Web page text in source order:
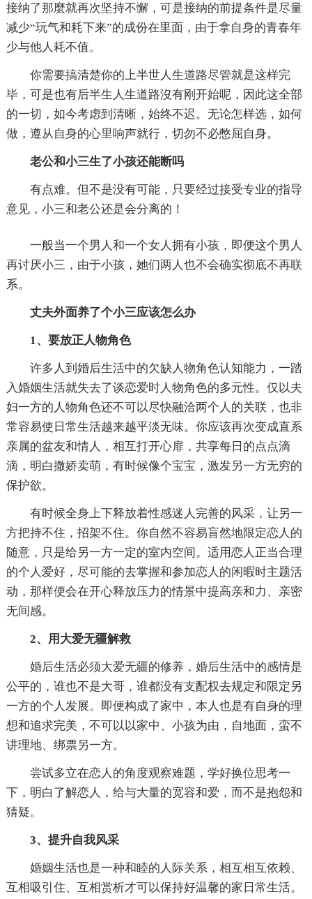
接纳了那麼就再次坚持不懈，可是接纳的前提条件是尽量
减少“玩气和耗下来”的成份在里面，由于拿自身的青春年
少与他人耗不值。
你需要搞清楚你的上半世人生道路尽管就是这样完
毕，可是也有后半生人生道路沒有刚开始呢，因此这全部
的一切，如今考虑到清晰，始终不迟。无论怎样选，如何
做，遵从自身的心里响声就行，切勿不必憋屈自身。
老公和小三生了小孩还能断吗
有点难。但不是没有可能，只要经过接受专业的指导
意见，小三和老公还是会分离的！
一般当一个男人和一个女人拥有小孩，即便这个男人
再讨厌小三，由于小孩，她们两人也不会确实彻底不再联
系。
丈夫外面养了个小三应该怎么办
1、要放正人物角色
许多人到婚后生活中的欠缺人物角色认知能力，一踏
入婚姻生活就失去了谈恋爱时人物角色的多元性。仅以夫
妇一方的人物角色还不可以尽快融洽两个人的关联，也非
常容易使日常生活越来越平淡无味。你应该再次变成直系
亲属的盆友和情人，相互打开心扉，共享每日的点点滴
滴，明白撒娇卖萌，有时候像个宝宝，激发另一方无穷的
保护欲。
有时候全身上下释放着性感迷人完善的风采，让另一
方把持不住，招架不住。你自然不容易盲然地限定恋人的
随意，只是给另一方一定的室内空间。适用恋人正当合理
的个人爱好，尽可能的去掌握和参加恋人的闲暇时主题活
动，那样便会在开心释放压力的情景中提高亲和力、亲密
无间感。
2、用大爱无疆解救
婚后生活必须大爱无疆的修养，婚后生活中的感情是
公平的，谁也不是大哥，谁都没有支配权去规定和限定另
一方的个人发展。即便构成了家中，本人也是有自身的理
想和追求完美，不可以以家中、小孩为由，自地面，蛮不
讲理地、绑票另一方。
尝试多立在恋人的角度观察难题，学好换位思考一
下，明白了解恋人，给与大量的宽容和爱，而不是抱怨和
猜疑。
3、提升自我风采
婚姻生活也是一种和睦的人际关系，相互相互依赖、
互相吸引住、互相赏析才可以保持好温馨的家日常生活。